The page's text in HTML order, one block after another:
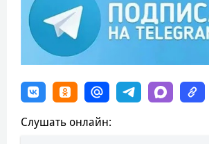
Слушать онлайн: